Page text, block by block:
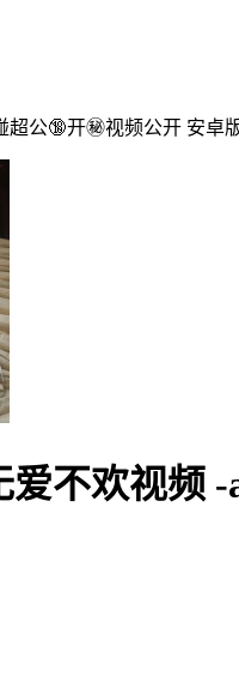
公🔞开㊙️视频公开 安卓
不欢视频